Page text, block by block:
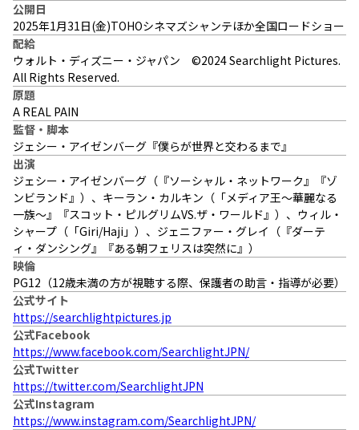
公開日
2025年1月31日(金)TOHOシネマズシャンテほか全国ロードショー
配給
ウォルト・ディズニー・ジャパン ©2024 Searchlight Pictures.
All Rights Reserved.
原題
A REAL PAIN
監督・脚本
ジェシー・アイゼンバーグ『僕らが世界と交わるまで』
出演
ジェシー・アイゼンバーグ（『ソーシャル・ネットワーク』『ゾ
ンビランド』）、キーラン・カルキン（「メディア王〜華麗なる
一族〜』『スコット・ピルグリムVS.ザ・ワールド』）、ウィル・
シャープ（「Giri/Haji」）、ジェニファー・グレイ（『ダーテ
ィ・ダンシング』『ある朝フェリスは突然に』）
映倫
PG12（12歳未満の方が視聴する際、保護者の助言・指導が必要）
公式サイト
https://searchlightpictures.jp
公式Facebook
https://www.facebook.com/SearchlightJPN/
公式Twitter
https://twitter.com/SearchlightJPN
公式Instagram
https://www.instagram.com/SearchlightJPN/